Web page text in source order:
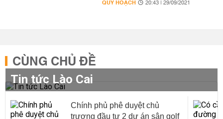
QUY HOẠCH 20:43 | 29/09/2021
CÙNG CHỦ ĐỀ
Tin tức Lào Cai
Chính phủ phê duyệt chủ
trương đầu tư 2 dự án sân golf